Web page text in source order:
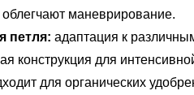
облегчают маневрирование.
петля: адаптация к
конструкция для
для органических